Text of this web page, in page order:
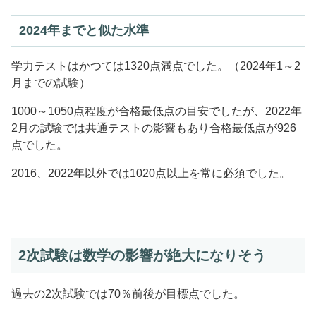
2024年までと似た水準
学力テストはかつては1320点満点でした。（2024年1～2
月までの試験）
1000～1050点程度が合格最低点の目安でしたが、2022年
2月の試験では共通テストの影響もあり合格最低点が926
点でした。
2016、2022年以外では1020点以上を常に必須でした。
2次試験は数学の影響が絶大になりそう
過去の2次試験では70％前後が目標点でした。